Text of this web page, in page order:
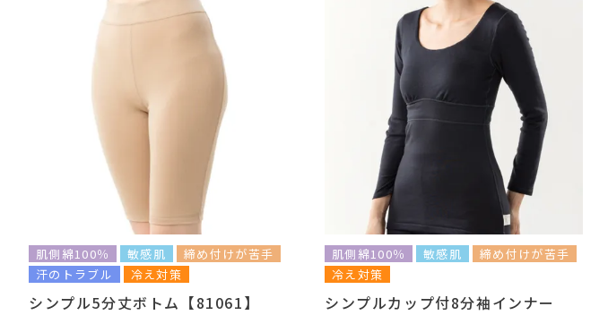
肌側綿100％ 敏感肌
締め付けが苦手
汗のトラブル
冷え対策
シンプル5分丈ボトム【81061】
肌側綿100％ 敏感肌
締め付けが苦手
冷え対策
シンプルカップ付8分袖インナー